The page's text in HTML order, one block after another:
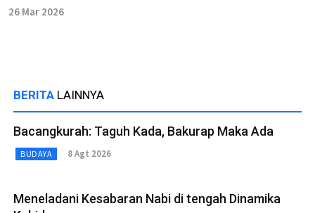
26 Mar 2026
BERITA LAINNYA
Bacangkurah: Taguh Kada, Bakurap Maka Ada
BUDAYA 8 Agt 2026
Meneladani Kesabaran Nabi di tengah Dinamika